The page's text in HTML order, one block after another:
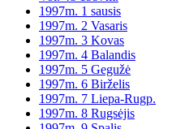
1997m. 1 sausis
1997m. 2 Vasaris
1997m. 3 Kovas
1997m. 4 Balandis
1997m. 5 Gegužė
1997m. 6 Birželis
1997m. 7 Liepa-Rugp.
1997m. 8 Rugsėjis